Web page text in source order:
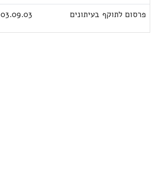
פרסום לתוקף בעיתונים
03.09.03